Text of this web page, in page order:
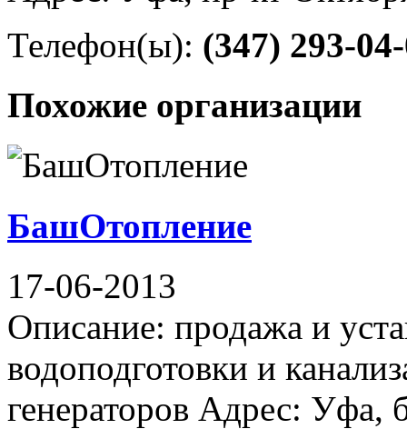
Телефон(ы): (347) 293-
Похожие организации
БашОтопление
17-06-2013
Описание: продажа и
водоподготовки и
генераторов Адрес: Уфа,